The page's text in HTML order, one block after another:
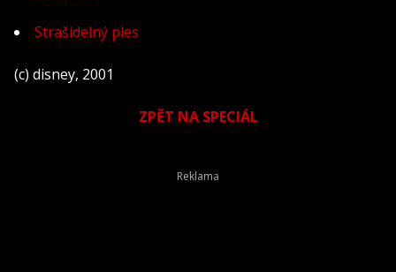
Strašidelný ples
(c) disney, 2001
ZPĚT NA SPECIÁL